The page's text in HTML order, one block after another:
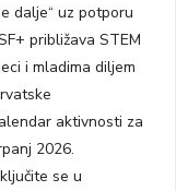
dalje“ uz potporu
približava STEM
i mladima diljem
aktivnosti za
2026.
se u